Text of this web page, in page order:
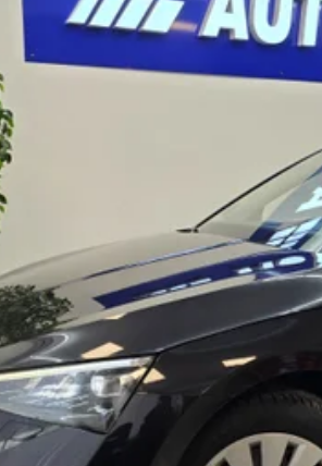
Længde
4,36m
Totalvægt
1.660kg
Tilkoblingsvægt
uden bremser
418kg